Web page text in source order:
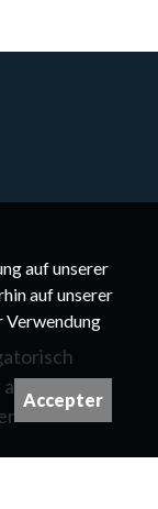
auf
auf unserer
auf unserer
Verwendung
Accepter